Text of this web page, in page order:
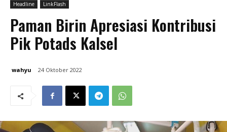
Headline LinkFlash
Paman Birin Apresiasi Kontribusi
Pik Potads Kalsel
wahyu 24 Oktober 2022